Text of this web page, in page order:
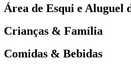
Área de Esqui e Aluguel
Crianças & Família
Comidas & Bebidas